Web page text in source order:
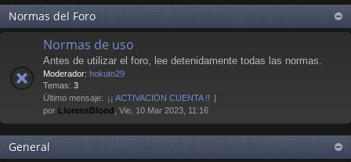
fic
ar
ra
rs
Normas del Foro
Normas de uso
Antes de utilizar el foro, lee detenidamente todas las normas.
Moderador: hokuto29
Temas: 3
Último mensaje: ¡¡ ACTIVACIÓN CUENTA !!
por LlorensBlood , Vie, 10 Mar 2023, 11:16
General